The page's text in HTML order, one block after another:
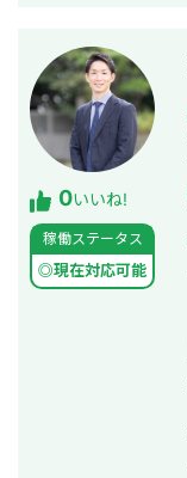
0いいね!
稼働ステータス
◎現在対応可能